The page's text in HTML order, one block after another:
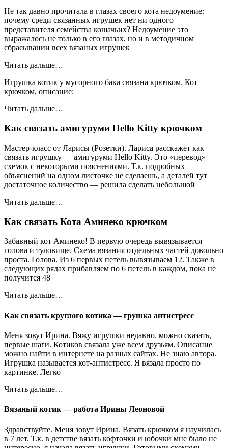
Не так давно прочитала в глазах своего кота недоумение:
почему среди связанных игрушек нет ни одного
представителя семейства кошачьих? Недоумение это
выражалось не только в его глазах, но и в методичном
сбрасывании всех вязаных игрушек
Читать дальше…
Игрушка котик у мусорного бака связана крючком. Кот
крючком, описание:
Читать дальше…
Как связать амигуруми Hello Kitty крючком
Мастер-класс от Ларисы (Розетки). Лариса расскажет как
связать игрушку — амигуруми Hello Kitty. Это «перевод»
схемок с некоторыми пояснениями. Т.к. подробных
объяснений на одном листочке не сделаешь, а деталей тут
достаточное количество — решила сделать небольшой
Читать дальше…
Как связать Кота Аминеко крючком
Забавный кот Аминеко! В первую очередь вывязывается
голова и туловище. Схема вязания отдельных частей довольно
проста. Голова. Из 6 первых петель вывязываем 12. Также в
следующих рядах прибавляем по 6 петель в каждом, пока не
получится 48
Читать дальше…
Как связать круглого котика — грушка антистресс
Меня зовут Ирина. Вяжу игрушки недавно. можно сказать,
первые шаги. Котиков связала уже всем друзьям. Описание
можно найти в интернете на разных сайтах. Не знаю автора.
Игрушка называется кот-антистресс. Я вязала просто по
картинке. Легко
Читать дальше…
Вязаный котик — работа Ирины Леоновой
Здравствуйте. Меня зовут Ирина. Вязать крючком я научилась
в 7 лет. Т.к. в детстве вязать кофточки и юбочки мне было не